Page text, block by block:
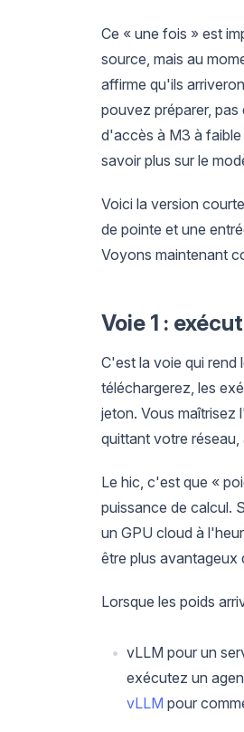
Ce « une fois » est
source, mais au
affirme qu'ils
pouvez préparer,
d'accès à M3 à
savoir plus sur le
Voici la version
de pointe et une
Voyons maintenant
Voie 1 :
C'est la voie qui rend
téléchargerez, les
jeton. Vous maîtrisez
quittant votre
Le hic, c'est que «
puissance de calcul.
un GPU cloud à
être plus avantageux
Lorsque les poids
vLLM pour un
exécutez un
vLLM pour